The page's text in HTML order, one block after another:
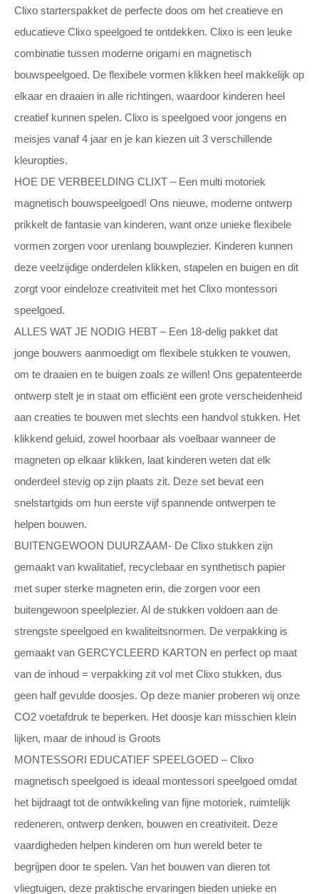
Clixo starterspakket de perfecte doos om het creatieve en
educatieve Clixo speelgoed te ontdekken. Clixo is een leuke
combinatie tussen moderne origami en magnetisch
bouwspeelgoed. De flexibele vormen klikken heel makkelijk op
elkaar en draaien in alle richtingen, waardoor kinderen heel
creatief kunnen spelen. Clixo is speelgoed voor jongens en
meisjes vanaf 4 jaar en je kan kiezen uit 3 verschillende
kleuropties.
HOE DE VERBEELDING CLIXT – Een multi motoriek
magnetisch bouwspeelgoed! Ons nieuwe, moderne ontwerp
prikkelt de fantasie van kinderen, want onze unieke flexibele
vormen zorgen voor urenlang bouwplezier. Kinderen kunnen
deze veelzijdige onderdelen klikken, stapelen en buigen en dit
zorgt voor eindeloze creativiteit met het Clixo montessori
speelgoed.
ALLES WAT JE NODIG HEBT – Een 18-delig pakket dat
jonge bouwers aanmoedigt om flexibele stukken te vouwen,
om te draaien en te buigen zoals ze willen! Ons gepatenteerde
ontwerp stelt je in staat om efficiënt een grote verscheidenheid
aan creaties te bouwen met slechts een handvol stukken. Het
klikkend geluid, zowel hoorbaar als voelbaar wanneer de
magneten op elkaar klikken, laat kinderen weten dat elk
onderdeel stevig op zijn plaats zit. Deze set bevat een
snelstartgids om hun eerste vijf spannende ontwerpen te
helpen bouwen.
BUITENGEWOON DUURZAAM- De Clixo stukken zijn
gemaakt van kwalitatief, recyclebaar en synthetisch papier
met super sterke magneten erin, die zorgen voor een
buitengewoon speelplezier. Al de stukken voldoen aan de
strengste speelgoed en kwaliteitsnormen. De verpakking is
gemaakt van GERCYCLEERD KARTON en perfect op maat
van de inhoud = verpakking zit vol met Clixo stukken, dus
geen half gevulde doosjes. Op deze manier proberen wij onze
CO2 voetafdruk te beperken. Het doosje kan misschien klein
lijken, maar de inhoud is Groots
MONTESSORI EDUCATIEF SPEELGOED – Clixo
magnetisch speelgoed is ideaal montessori speelgoed omdat
het bijdraagt tot de ontwikkeling van fijne motoriek, ruimtelijk
redeneren, ontwerp denken, bouwen en creativiteit. Deze
vaardigheden helpen kinderen om hun wereld beter te
begrijpen door te spelen. Van het bouwen van dieren tot
vliegtuigen, deze praktische ervaringen bieden unieke en